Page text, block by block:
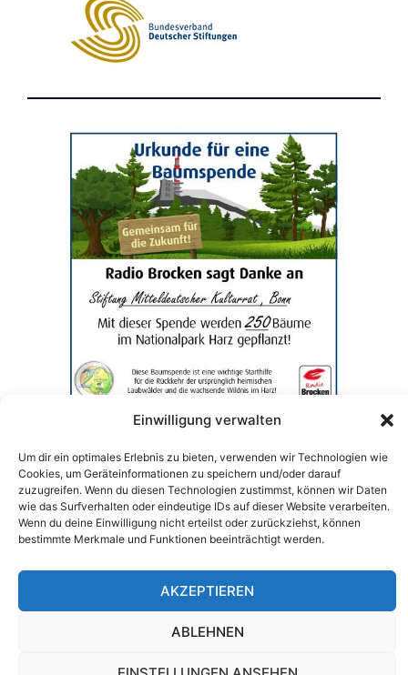
Einwilligung verwalten
Um dir ein optimales Erlebnis zu bieten, verwenden wir Technologien wie
Cookies, um Geräteinformationen zu speichern und/oder darauf
zuzugreifen. Wenn du diesen Technologien zustimmst, können wir Daten
wie das Surfverhalten oder eindeutige IDs auf dieser Website verarbeiten.
Wenn du deine Einwilligung nicht erteilst oder zurückziehst, können
bestimmte Merkmale und Funktionen beeinträchtigt werden.
AKZEPTIEREN
ABLEHNEN